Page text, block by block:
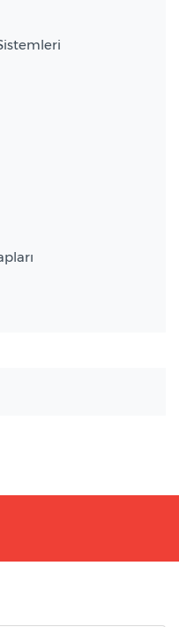
bültenimize kaydolun